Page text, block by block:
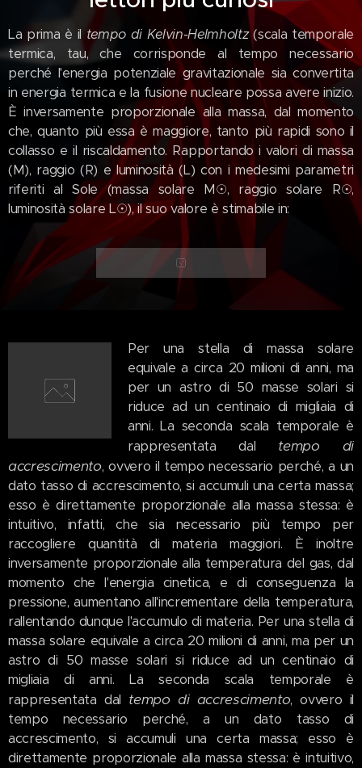
La prima è il tempo di Kelvin-Helmholtz(scala temporale
termica, tau, che corrisponde al tempo necessario
perché l'energia potenziale gravitazionale sia convertita
in energia termica e la fusione nucleare possa avere inizio.
È inversamente proporzionale alla massa, dal momento
che, quanto più essa è maggiore, tanto più rapidi sono il
collasso e il riscaldamento. Rapportando i valori di massa
(M), raggio (R) e luminosità (L) con i medesimi parametri
riferiti al Sole (massa solare M☉, raggio solare R☉,
luminosità solare L☉), il suo valore è stimabile in:
Per una stella di massa solare
equivale a circa 20 milioni di anni, ma
per un astro di 50 masse solari si
riduce ad un centinaio di migliaia di
anni. La seconda scala temporale è
rappresentata dal tempo di
accrescimento, ovvero il tempo necessario perché, a un
dato tasso di accrescimento, si accumuli una certa massa;
esso è direttamente proporzionale alla massa stessa: è
intuitivo, infatti, che sia necessario più tempo per
raccogliere quantità di materia maggiori. È inoltre
inversamente proporzionale alla temperatura del gas, dal
momento che l'energia cinetica, e di conseguenza la
pressione, aumentano all'incrementare della temperatura,
rallentando dunque l'accumulo di materia. Per una stella di
massa solare equivale a circa 20 milioni di anni, ma per un
astro di 50 masse solari si riduce ad un centinaio di
migliaia di anni. La seconda scala temporale è
rappresentata dal tempo di accrescimento, ovvero il
tempo necessario perché, a un dato tasso di
accrescimento, si accumuli una certa massa; esso è
direttamente proporzionale alla massa stessa: è intuitivo,